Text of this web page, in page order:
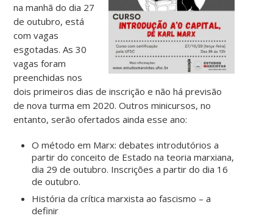
na manhã do dia 27
de outubro, está
com vagas
esgotadas. As 30
vagas foram
preenchidas nos
dois primeiros dias de inscrição e não há previsão
de nova turma em 2020. Outros minicursos, no
entanto, serão ofertados ainda esse ano:
O método em Marx: debates introdutórios a
partir do conceito de Estado na teoria marxiana,
dia 29 de outubro. Inscrições a partir do dia 16
de outubro.
História da crítica marxista ao fascismo – a
definir